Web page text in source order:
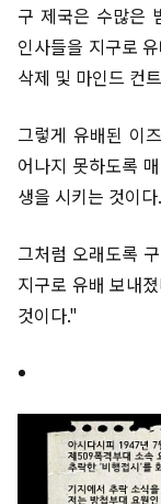
구 제국은 수많은
인사들을 지구로
삭제 및 마인드 컨
그렇게 유배된 이
어나지 못하도록
생을 시키는 것이다.
그처럼 오래도록
지구로 유배 보내
것이다."